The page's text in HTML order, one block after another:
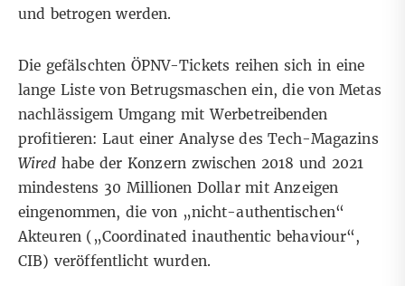
und betrogen werden.
Die gefälschten ÖPNV-Tickets reihen sich in eine
lange Liste von Betrugsmaschen ein, die von Metas
nachlässigem Umgang mit Werbetreibenden
profitieren: Laut einerAnalyse des Tech-Magazins
Wired habe der Konzern zwischen 2018 und 2021
mindestens 30 Millionen Dollar mit Anzeigen
eingenommen, die von „nicht-authentischen“
Akteuren ( „Coordinated inauthentic behaviour“,
CIB) veröffentlicht wurden.